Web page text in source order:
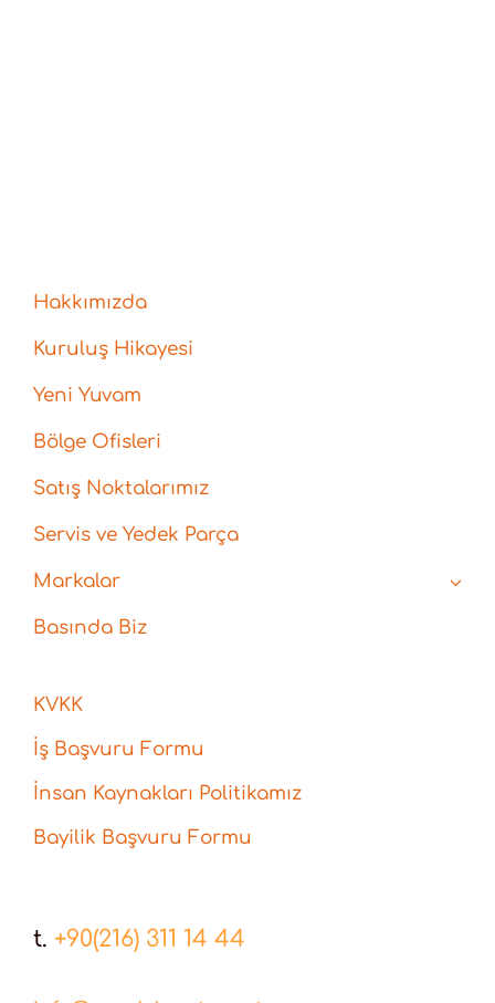
Hakkımızda
Kuruluş Hikayesi
Yeni Yuvam
Bölge Ofisleri
Satış Noktalarımız
Servis ve Yedek Parça
Markalar
Basında Biz
KVKK
İş Başvuru Formu
İnsan Kaynakları Politikamız
Bayilik Başvuru Formu
t. +90(216) 311 14 44